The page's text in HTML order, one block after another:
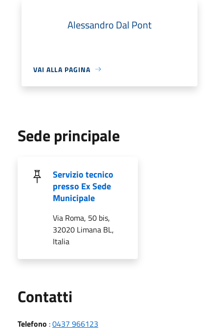
Alessandro Dal Pont
VAI ALLA PAGINA
Sede principale
Servizio tecnico
presso Ex Sede
Municipale
Via Roma, 50 bis,
32020 Limana BL,
Italia
Contatti
Telefono :0437 966123